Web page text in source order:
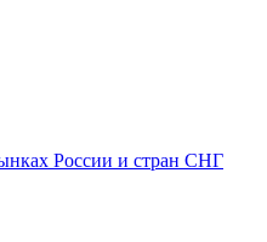
России и стран СНГ